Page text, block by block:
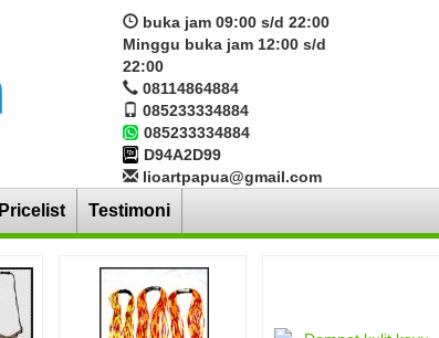
buka jam 09:00 s/d 22:00
Minggu buka jam 12:00 s/d
22:00
08114864884
085233334884
085233334884
D94A2D99
lioartpapua@gmail.com
Pricelist Testimoni